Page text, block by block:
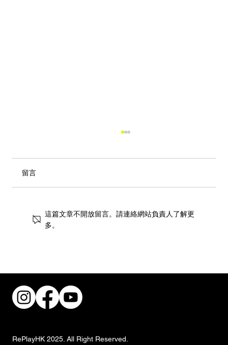
留言
這篇文章不開放留言。請連絡網站負責人了解更
多。
RePlayHK 2025. All Right Reserved.